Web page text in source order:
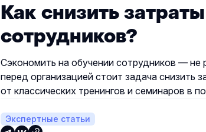
Как снизить
сотрудников?
Сэкономить на обучении сотрудников — не
перед организацией стоит задача снизить
от классических тренингов и семинаров в
Экспертные статьи